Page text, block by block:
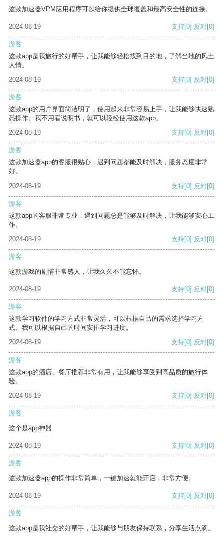
这款加速器VPM应用程序可以给你提供全球覆盖和最高安全性的连接。
2024-08-19 支持[0] 反对[0]
游客
这款app是我旅行的好帮手，让我能够轻松找到目的地，了解当地的风土
人情。
2024-08-19
支持[0] 反对[0]
游客
这款app的用户界面简洁明了，使用起来非常容易上手，让我能够快速熟
悉操作。我不用看说明书，就可以轻松使用这款app。
2024-08-19
支持[0] 反对[0]
游客
这款加速器app的客服很贴心，遇到问题都能及时解决，服务态度非常
好。
2024-08-19
支持[0] 反对[0]
游客
这款app的客服非常专业，遇到问题总是能够及时解决，让我能够安心工
作。
2024-08-19
支持[0] 反对[0]
游客
这款游戏的剧情非常感人，让我久久不能忘怀。
2024-08-19 支持[0] 反对[0]
游客
这款学习软件的学习方式非常灵活，可以根据自己的需求选择学习方
式。我可以根据自己的时间安排学习进度。
2024-08-19
支持[0] 反对[0]
游客
这款app的酒店、餐厅推荐非常有用，让我能够享受到高品质的旅行体
验。
2024-08-19
支持[0] 反对[0]
游客
这个是app神器
2024-08-19 支持[0] 反对[0]
游客
这款加速器app的操作非常简单，一键加速就能开启，非常方便。
2024-08-19 支持[0] 反对[0]
游客
这款app是我社交的好帮手，让我能够与朋友保持联系，分享生活点滴。